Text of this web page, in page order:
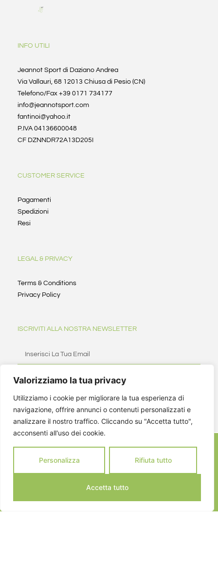
Valorizziamo la tua privacy
Utilizziamo i cookie per migliorare la tua esperienza di
navigazione, offrire annunci o contenuti personalizzati e
analizzare il nostro traffico. Cliccando su "Accetta tutto",
acconsenti all'uso dei cookie.
Personalizza Rifiuta tutto
Accetta tutto
INFO UTILI
Jeannot Sport di Daziano Andrea
Via Vallauri, 68 12013 Chiusa di Pesio (CN)
Telefono/Fax +39 0171 734177
info@jeannotsport.com
fantinoi@yahoo.it
P.IVA 04136600048
CF DZNNDR72A13D205I
CUSTOMER SERVICE
Pagamenti
Spedizioni
Resi
LEGAL & PRIVACY
Terms & Conditions
Privacy Policy
ISCRIVITI ALLA NOSTRA NEWSLETTER